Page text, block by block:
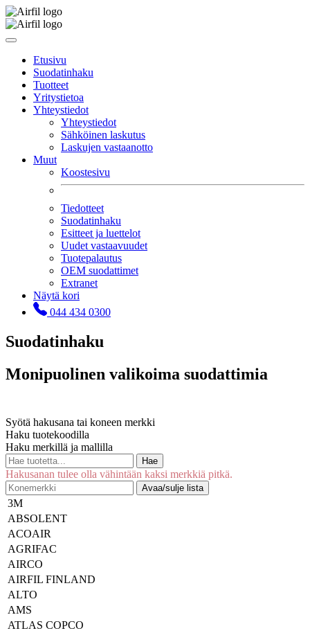
Etusivu
Suodatinhaku
Tuotteet
Yritystietoa
Yhteystiedot
Yhteystiedot
Sähköinen laskutus
Laskujen vastaanotto
Muut
Koostesivu
Tiedotteet
Suodatinhaku
Esitteet ja luettelot
Uudet vastaavuudet
Tuotepalautus
OEM suodattimet
Extranet
Näytä kori
044 434 0300
Suodatinhaku
Monipuolinen valikoima suodattimia
Syötä hakusana tai koneen merkki
Haku tuotekoodilla
Haku merkillä ja mallilla
Hae
Hakusanan tulee olla vähintään kaksi merkkiä pitkä.
Avaa/sulje lista
3M
ABSOLENT
ACOAIR
AGRIFAC
AIRCO
AIRFIL FINLAND
ALTO
AMS
ATLAS COPCO